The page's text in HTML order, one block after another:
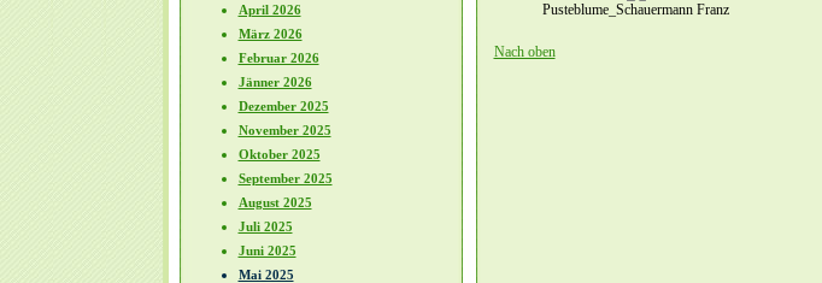
April 2026
März 2026
Februar 2026
Jänner 2026
Dezember 2025
November 2025
Oktober 2025
September 2025
August 2025
Juli 2025
Juni 2025
Mai 2025
Pusteblume_Schauermann Franz
Nach oben